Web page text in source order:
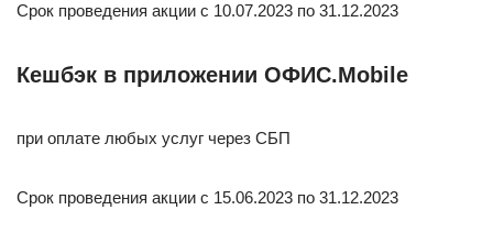
Срок проведения акции с 10.07.2023 по 31.12.2023
Кешбэк в приложении ОФИС.Mobile
при оплате любых услуг через СБП
Срок проведения акции с 15.06.2023 по 31.12.2023